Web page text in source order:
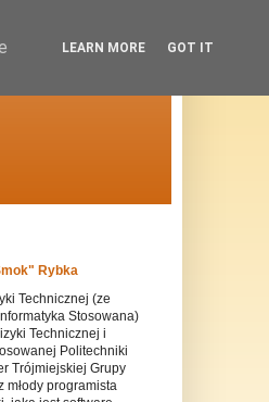
Rybka
Technicznej (ze
Stosowana)
Technicznej i
Politechniki
Trójmiejskiej Grupy
młody programista
LEARN MORE GOT IT